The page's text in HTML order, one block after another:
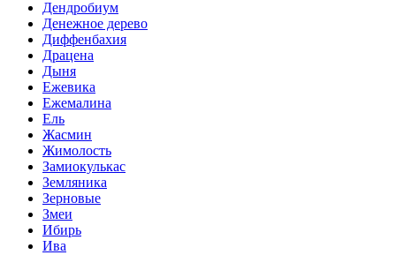
Дендробиум
Денежное дерево
Диффенбахия
Драцена
Дыня
Ежевика
Ежемалина
Ель
Жасмин
Жимолость
Замиокулькас
Земляника
Зерновые
Змеи
Ибирь
Ива